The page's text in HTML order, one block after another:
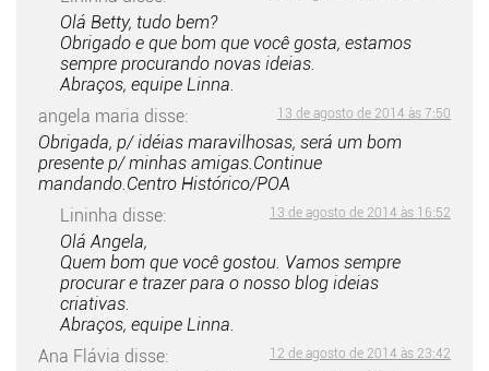
Olá Betty, tudo bem?
Obrigado e que bom que você gosta, estamos
sempre procurando novas ideias.
Abraços, equipe Linna.
angela maria disse: 13 de agosto de 2014 às 7:50
Obrigada, p/ idéias maravilhosas, será um bom
presente p/ minhas amigas.Continue
mandando.Centro Histórico/POA
Lininha disse: 13 de agosto de 2014 às 16:52
Olá Angela,
Quem bom que você gostou. Vamos sempre
procurar e trazer para o nosso blog ideias
criativas.
Abraços, equipe Linna.
Ana Flávia disse: 12 de agosto de 2014 às 23:42